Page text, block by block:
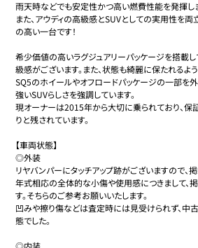
雨天時などでも安定性かつ高い燃費性能を発揮し
また、アウディの高級感とSUVとしての実用性を両
の高い一台です！
希少価値の高いラグジュアリーパッケージを搭載し
級感がございます。また、状態も綺麗に保たれるよ
SQ5のホイールやオフロードパッケージの一部を
強いSUVらしさを強調しています。
現オーナーは2015年から大切に乗られており、保
りと残されています。
【車両状態】
◎外装
リヤバンパーにタッチアップ跡がございますので、
年式相応の全体的な小傷や使用感につきまして、
す。そちらのご参考お願いいたします。
凹みや擦り傷などは査定時には見受けられず、中
態でした。